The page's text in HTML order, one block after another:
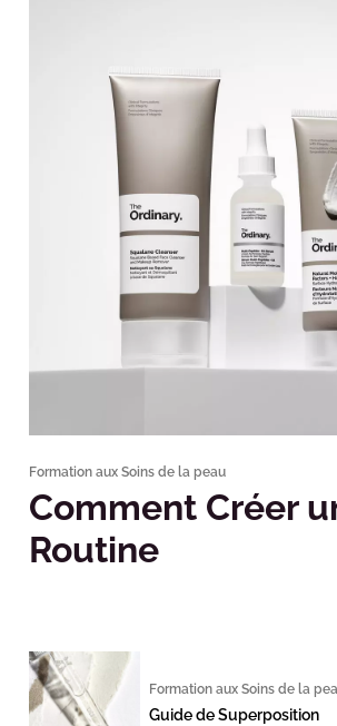
Formation aux Soins de la peau
Comment Créer
Routine
Formation aux Soins de la
Guide de Superposition